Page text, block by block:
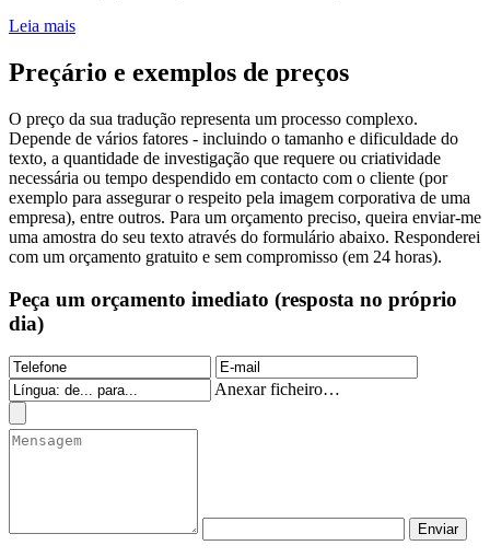
Leia mais
Preçário e exemplos de preços
O preço da sua tradução representa um processo complexo.
Depende de vários fatores - incluindo o tamanho e dificuldade do
texto, a quantidade de investigação que requere ou criatividade
necessária ou tempo despendido em contacto com o cliente (por
exemplo para assegurar o respeito pela imagem corporativa de uma
empresa), entre outros. Para um orçamento preciso, queira enviar-me
uma amostra do seu texto através do formulário abaixo. Responderei
com um orçamento gratuito e sem compromisso (em 24 horas).
Peça um orçamento imediato (resposta no próprio
dia)
Anexar ficheiro…